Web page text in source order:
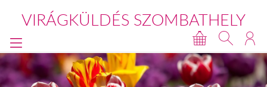
VIRÁGKÜLDÉS SZOMBATHELY